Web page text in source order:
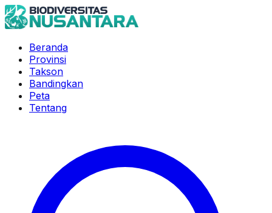
Beranda
Provinsi
Takson
Bandingkan
Peta
Tentang